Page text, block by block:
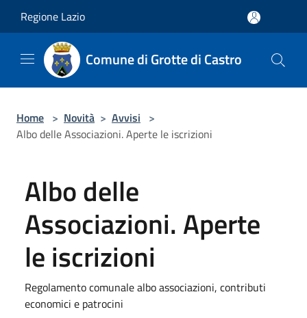
Regione Lazio
Comune di Grotte di Castro
Home > Novità > Avvisi >
Albo delle Associazioni. Aperte le iscrizioni
Albo delle
Associazioni. Aperte
le iscrizioni
Regolamento comunale albo associazioni, contributi
economici e patrocini